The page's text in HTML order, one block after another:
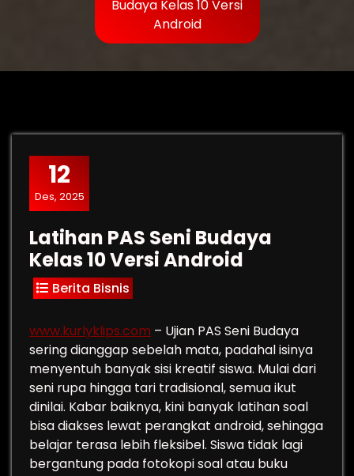
Budaya Kelas 10 Versi
Android
12
Des, 2025
Latihan PAS Seni Budaya
Kelas 10 Versi Android
Berita Bisnis
www.kurlyklips.com – Ujian PAS Seni Budaya
sering dianggap sebelah mata, padahal isinya
menyentuh banyak sisi kreatif siswa. Mulai dari
seni rupa hingga tari tradisional, semua ikut
dinilai. Kabar baiknya, kini banyak latihan soal
bisa diakses lewat perangkat android, sehingga
belajar terasa lebih fleksibel. Siswa tidak lagi
bergantung pada fotokopi soal atau buku